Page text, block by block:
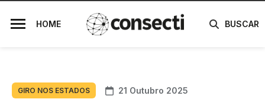
HOME BUSCAR
GIRO NOS ESTADOS 21 Outubro 2025